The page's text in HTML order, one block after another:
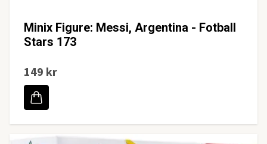
Minix Figure: Messi, Argentina - Fotball
Stars 173
149 kr